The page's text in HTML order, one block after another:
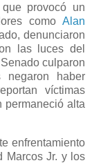
provocó un
como Alan
denunciaron
las luces del
culparon
haber
víctimas
permaneció alta
enfrentamiento
Marcos Jr. y los